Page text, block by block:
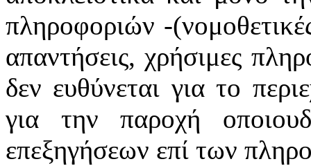
πληροφοριών -
απαντήσεις, χρήσιμες
δεν ευθύνεται για το
για την παροχή
επεξηγήσεων επί των